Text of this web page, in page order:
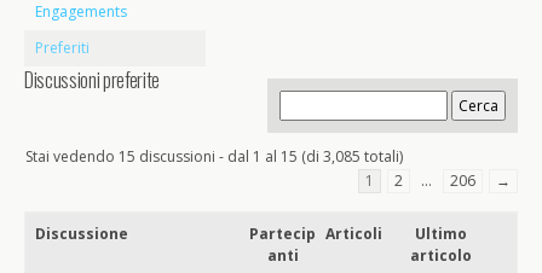
Engagements
Preferiti
Discussioni preferite
Stai vedendo 15 discussioni - dal 1 al 15 (di 3,085 totali)
1
2 … 206 →
Discussione
Partecip
anti
Articoli
Ultimo
articolo